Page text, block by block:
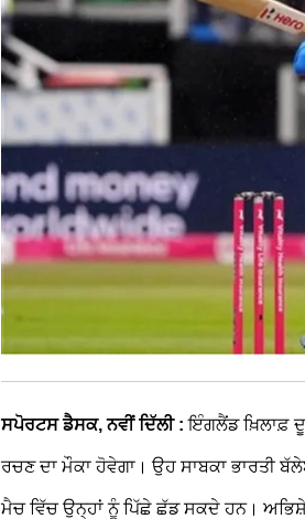
ਸਪੋਰਟਸ ਡੈਸਕ, ਨਵੀਂ ਦਿੱਲੀ :ਇੰਗਲੈਂਡ ਖ਼ਿਲਾਫ਼
ਰਚਣ ਦਾ ਮੌਕਾ ਹੋਵੇਗਾ। ਉਹ ਸਾਬਕਾ ਭਾਰਤੀ
ਮੈਚ ਵਿੱਚ ਉਨ੍ਹਾਂ ਨੂੰ ਪਿੱਛੇ ਛੱਡ ਸਕਦੇ ਹਨ।